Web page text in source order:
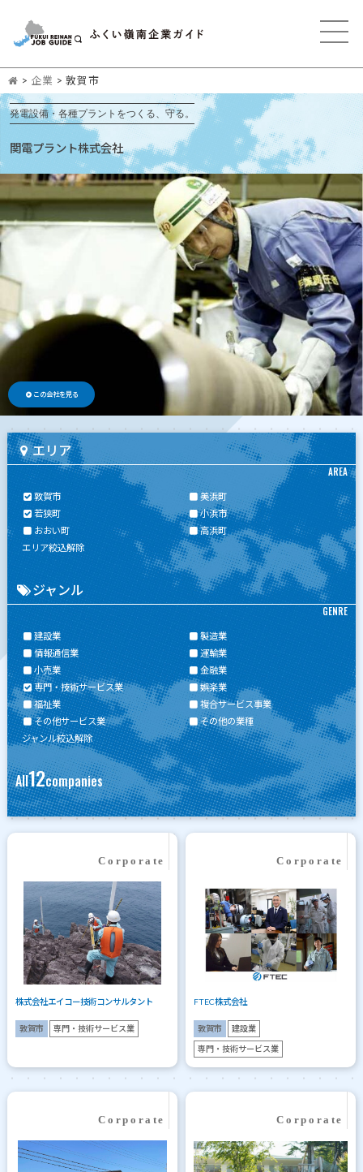
> 企業 > 敦賀市
発電設備・各種プラントをつくる、守る。
関電プラント株式会社
この会社を見る
エリア
AREA
敦賀市
美浜町
若狭町
小浜市
おおい町
高浜町
エリア絞込解除
ジャンル
GENRE
建設業
製造業
情報通信業
運輸業
小売業
金融業
専門・技術サービス業
娯楽業
福祉業
複合サービス事業
その他サービス業
その他の業種
ジャンル絞込解除
All12companies
株式会社エイコー技術コンサルタント
敦賀市 専門・技術サービス業
FTEC株式会社
敦賀市 建設業
専門・技術サービス業